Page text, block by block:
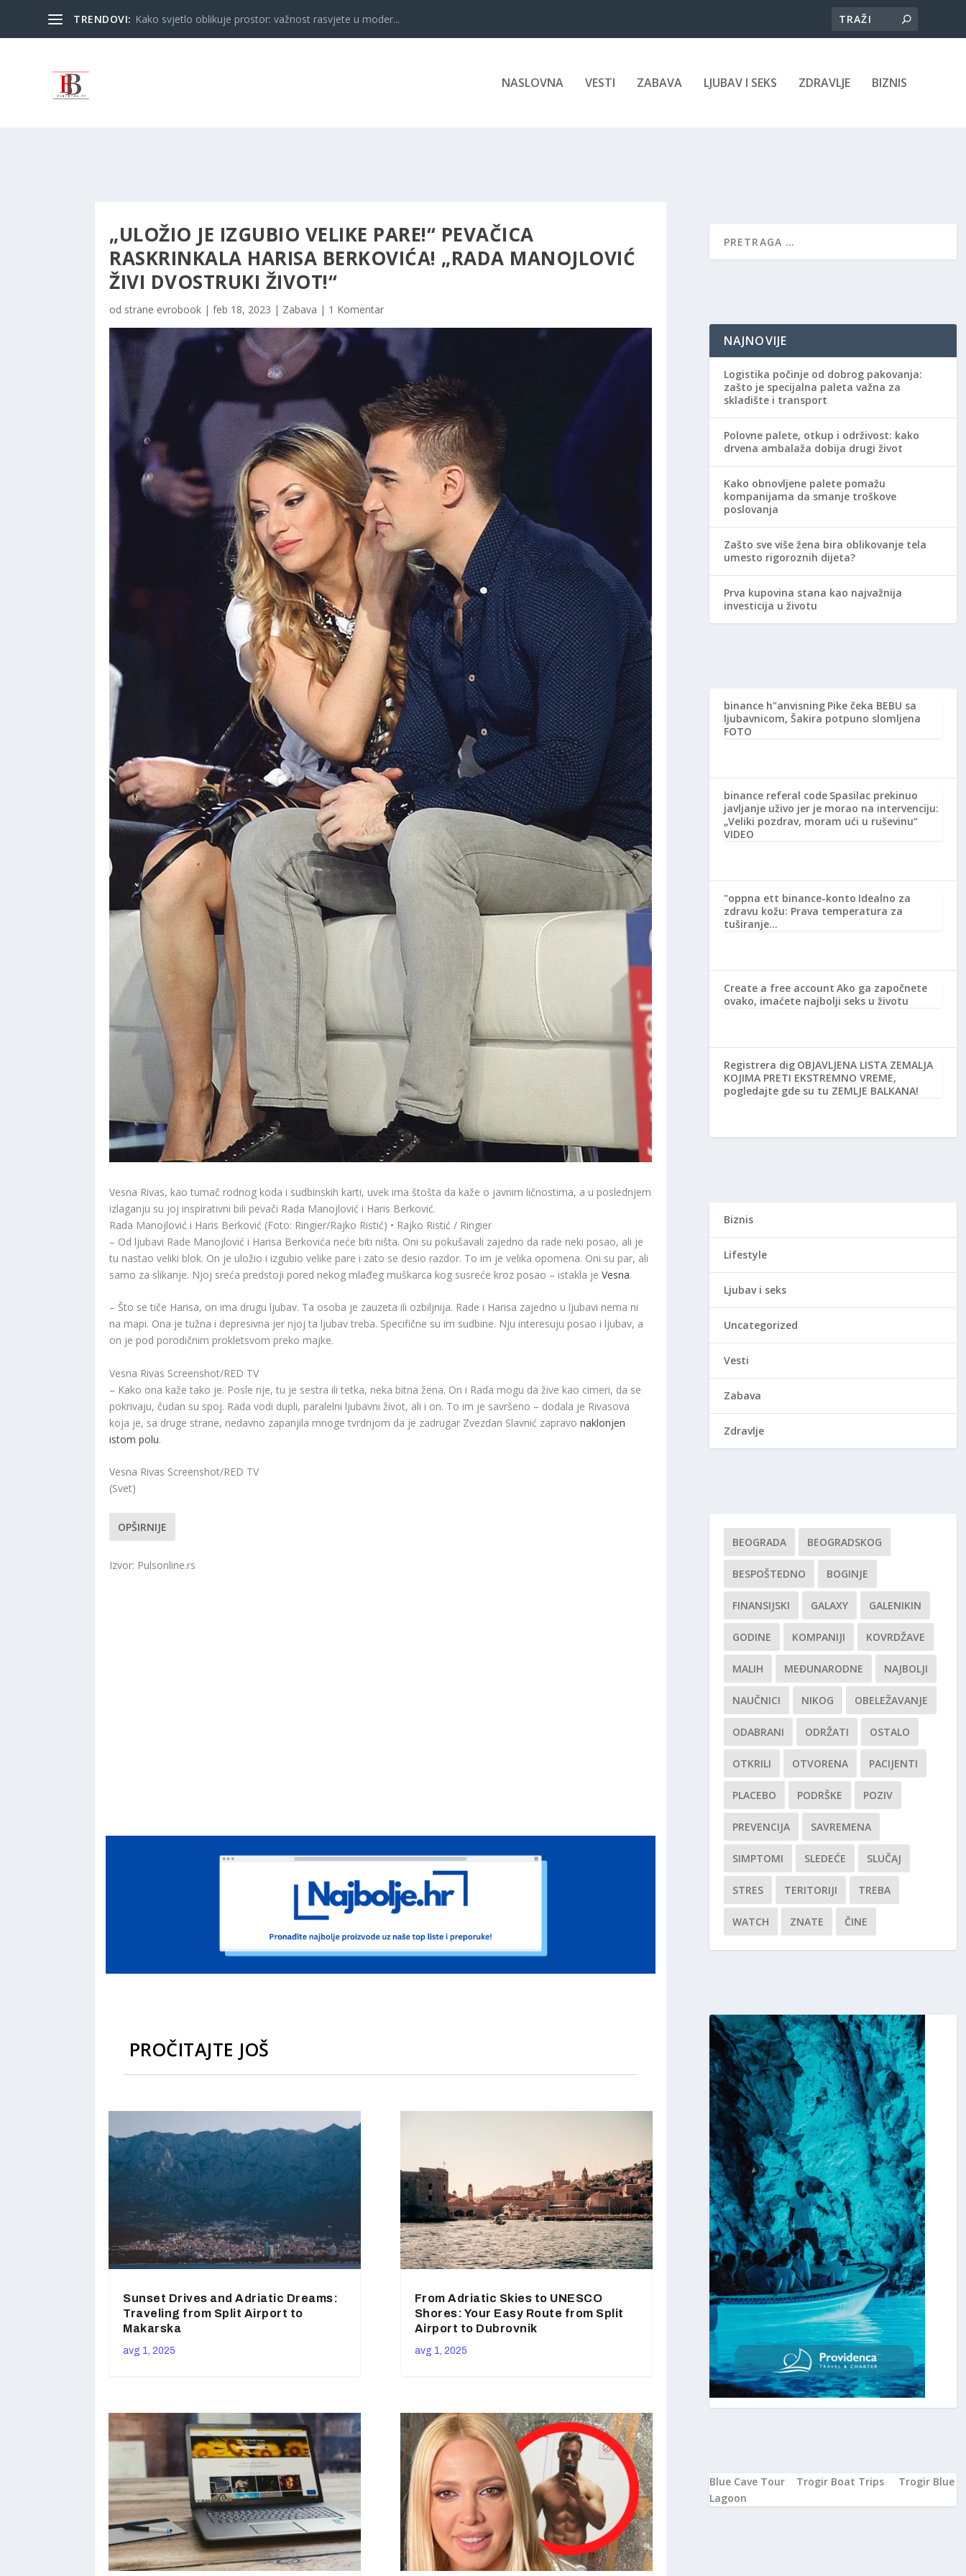
TRENDOVI: Kako svjetlo oblikuje prostor: važnost rasvjete u moder...
NASLOVNA VESTI ZABAVA LJUBAV I SEKS ZDRAVLJE BIZNIS
„ULOŽIO JE IZGUBIO VELIKE PARE!“ PEVAČICA
RASKRINKALA HARISA BERKOVIĆA! „RADA MANOJLOVIĆ
ŽIVI DVOSTRUKI ŽIVOT!“
od strane evrobook | feb 18, 2023 | Zabava | 1 Komentar
Vesna Rivas, kao tumač rodnog koda i sudbinskih karti, uvek ima štošta da kaže o javnim ličnostima, a u poslednjem
izlaganju su joj inspirativni bili pevači Rada Manojlović i Haris Berković.
Rada Manojlović i Haris Berković (Foto: Ringier/Rajko Ristić) • Rajko Ristić / Ringier
– Od ljubavi Rade Manojlović i Harisa Berkovića neće biti ništa. Oni su pokušavali zajedno da rade neki posao, ali je
tu nastao veliki blok. On je uložio i izgubio velike pare i zato se desio razdor. To im je velika opomena. Oni su par, ali
samo za slikanje. Njoj sreća predstoji pored nekog mlađeg muškarca kog susreće kroz posao – istakla je Vesna.
– Što se tiče Harisa, on ima drugu ljubav. Ta osoba je zauzeta ili ozbiljnija. Rade i Harisa zajedno u ljubavi nema ni
na mapi. Ona je tužna i depresivna jer njoj ta ljubav treba. Specifične su im sudbine. Nju interesuju posao i ljubav, a
on je pod porodičnim prokletsvom preko majke.
Vesna Rivas Screenshot/RED TV
– Kako ona kaže tako je. Posle nje, tu je sestra ili tetka, neka bitna žena. On i Rada mogu da žive kao cimeri, da se
pokrivaju, čudan su spoj. Rada vodi dupli, paralelni ljubavni život, ali i on. To im je savršeno – dodala je Rivasova
koja je, sa druge strane, nedavno zapanjila mnoge tvrdnjom da je zadrugar Zvezdan Slavnić zapravo naklonjen
istom polu.
Vesna Rivas Screenshot/RED TV
(Svet)
OPŠIRNIJE
Izvor: Pulsonline.rs
PROČITAJTE JOŠ
Sunset Drives and Adriatic Dreams:
Traveling from Split Airport to
Makarska
avg 1, 2025
From Adriatic Skies to UNESCO
Shores: Your Easy Route from Split
Airport to Dubrovnik
avg 1, 2025
NAJNOVIJE
Logistika počinje od dobrog pakovanja:
zašto je specijalna paleta važna za
skladište i transport
Polovne palete, otkup i održivost: kako
drvena ambalaža dobija drugi život
Kako obnovljene palete pomažu
kompanijama da smanje troškove
poslovanja
Zašto sve više žena bira oblikovanje tela
umesto rigoroznih dijeta?
Prva kupovina stana kao najvažnija
investicija u životu
binance h"anvisning Pike čeka BEBU sa
ljubavnicom, Šakira potpuno slomljena
FOTO
binance referal code Spasilac prekinuo
javljanje uživo jer je morao na intervenciju:
„Veliki pozdrav, moram ući u ruševinu“
VIDEO
"oppna ett binance-konto Idealno za
zdravu kožu: Prava temperatura za
tuširanje…
Create a free account Ako ga započnete
ovako, imaćete najbolji seks u životu
Registrera dig OBJAVLJENA LISTA ZEMALJA
KOJIMA PRETI EKSTREMNO VREME,
pogledajte gde su tu ZEMLJE BALKANA!
Biznis
Lifestyle
Ljubav i seks
Uncategorized
Vesti
Zabava
Zdravlje
BEOGRADA BEOGRADSKOG
BESPOŠTEDNO BOGINJE
FINANSIJSKI GALAXY GALENIKIN
GODINE KOMPANIJI KOVRDŽAVE
MALIH MEĐUNARODNE NAJBOLJI
NAUČNICI NIKOG OBELEŽAVANJE
ODABRANI ODRŽATI OSTALO
OTKRILI OTVORENA PACIJENTI
PLACEBO PODRŠKE POZIV
PREVENCIJA SAVREMENA
SIMPTOMI SLEDEĆE SLUČAJ
STRES TERITORIJI TREBA
WATCH ZNATE ČINE
Blue Cave Tour Trogir Boat Trips
Trogir Blue
Lagoon